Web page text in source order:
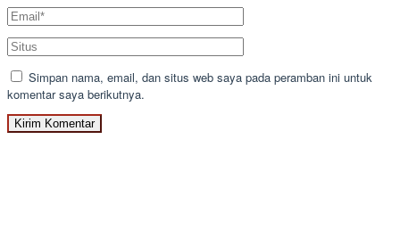
Simpan nama, email, dan situs web saya pada peramban ini untuk
komentar saya berikutnya.